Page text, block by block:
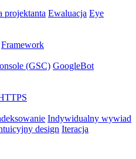
projektanta Ewaluacja Eye
Framework
(GSC) GoogleBot
Indywidualny wywiad
design Iteracja